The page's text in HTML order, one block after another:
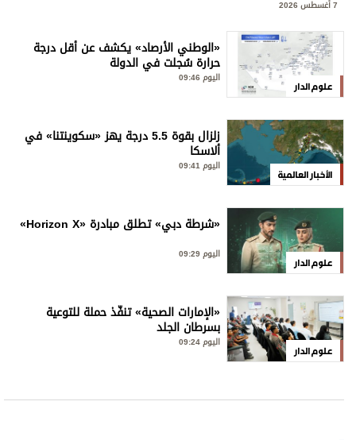
علوم الدار
«الوطني الأرصاد» يكشف عن أقل درجة
حرارة سُجلت في الدولة
اليوم 09:46
الأخبار العالمية
زلزال بقوة 5.5 درجة يهز «سكوينتنا» في
ألاسكا
اليوم 09:41
علوم الدار
«شرطة دبي» تطلق مبادرة «Horizon X»
اليوم 09:29
علوم الدار
«الإمارات الصحية» تنفّذ حملة للتوعية
بسرطان الجلد
اليوم 09:24